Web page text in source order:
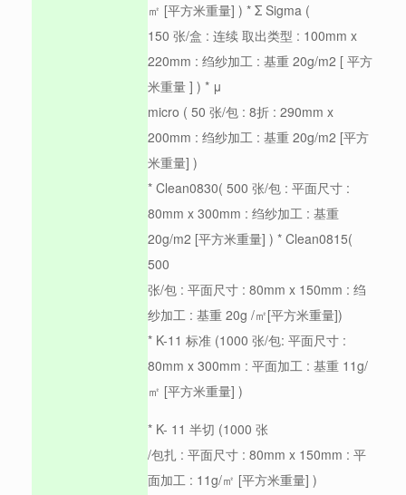
㎡ [平方米重量] ) * Σ Sigma (
150 张/盒 : 连续 取出类型 : 100mm x
220mm : 绉纱加工 : 基重 20g/m2 [ 平方
米重量 ] ) * μ
micro ( 50 张/包 : 8折 : 290mm x
200mm : 绉纱加工 : 基重 20g/m2 [平方
米重量] )
* Clean0830( 500 张/包 : 平面尺寸 :
80mm x 300mm : 绉纱加工 : 基重
20g/m2 [平方米重量] ) * Clean0815(
500
张/包 : 平面尺寸 : 80mm x 150mm : 绉
纱加工 : 基重 20g /㎡[平方米重量])
* K-11 标准 (1000 张/包: 平面尺寸 :
80mm x 300mm : 平面加工 : 基重 11g/
㎡ [平方米重量] )
* K- 11 半切 (1000 张
/包扎 : 平面尺寸 : 80mm x 150mm : 平
面加工 : 11g/㎡ [平方米重量] )